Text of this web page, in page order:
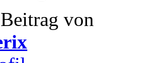
von